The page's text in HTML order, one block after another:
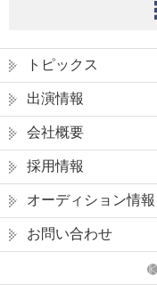
トピックス
出演情報
会社概要
採用情報
オーディション情報
お問い合わせ